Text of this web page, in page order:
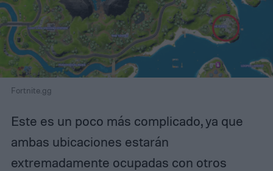
Fortnite.gg
Este es un poco más complicado, ya que
ambas ubicaciones estarán
extremadamente ocupadas con otros